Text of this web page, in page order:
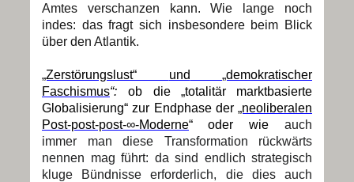
Amtes verschanzen kann. Wie lange noch
indes: das fragt sich insbesondere beim Blick
über den Atlantik.
„Zerstörungslust“ und
„demokratischer
Faschismus“:
ob die „totalitär marktbasierte
Globalisierung“ zur Endphase der „neoliberalen
Post-post-post-∞-Moderne“ oder wie
auch
immer man diese Transformation rückwärts
nennen mag führt: da sind endlich strategisch
kluge Bündnisse erforderlich, die dies auch